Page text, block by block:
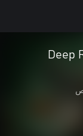
Deep